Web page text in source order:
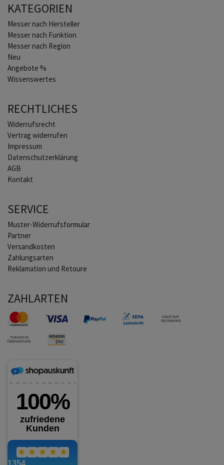
KATEGORIEN
Home
Messer nach Hersteller
Messer nach Funktion
Messer nach Region
Neu
Angebote %
Wissenswertes
RECHTLICHES
Widerrufs­recht
Vertrag widerrufen
Impressum
Daten­schutz­erklärung
AGB
Kontakt
SERVICE
Muster-Widerrufsformular
Partner
Versandkosten
Zahlungsarten
Reklamation und Retoure
ZAHLARTEN